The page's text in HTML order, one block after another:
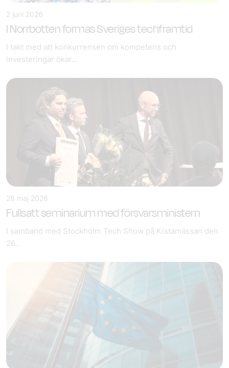
2 juni 2026
I Norrbotten formas Sveriges techframtid
I takt med att konkurrensen om kompetens och
investeringar ökar...
28 maj 2026
Fullsatt seminarium med försvarsministern
I samband med Stockholm Tech Show på Kistamässan den
26...